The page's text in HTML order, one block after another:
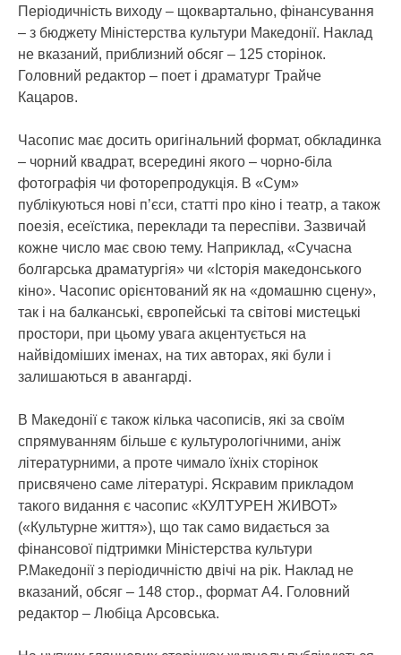
Періодичність виходу – щоквартально, фінансування
– з бюджету Міністерства культури Македонії. Наклад
не вказаний, приблизний обсяг – 125 сторінок.
Головний редактор – поет і драматург Трайче
Кацаров.
Часопис має досить оригінальний формат, обкладинка
– чорний квадрат, всередині якого – чорно-біла
фотографія чи фоторепродукція. В «Сум»
публікуються нові п’єси, статті про кіно і театр, а також
поезія, есеїстика, переклади та переспіви. Зазвичай
кожне число має свою тему. Наприклад, «Сучасна
болгарська драматургія» чи «Історія македонського
кіно». Часопис орієнтований як на «домашню сцену»,
так і на балканські, європейські та світові мистецькі
простори, при цьому увага акцентується на
найвідоміших іменах, на тих авторах, які були і
залишаються в авангарді.
В Македонії є також кілька часописів, які за своїм
спрямуванням більше є культурологічними, аніж
літературними, а проте чимало їхніх сторінок
присвячено саме літературі. Яскравим прикладом
такого видання є часопис «КУЛТУРЕН ЖИВОТ»
(«Культурне життя»), що так само видається за
фінансової підтримки Міністерства культури
Р.Македонії з періодичністю двічі на рік. Наклад не
вказаний, обсяг – 148 стор., формат А4. Головний
редактор – Любіца Арсовська.